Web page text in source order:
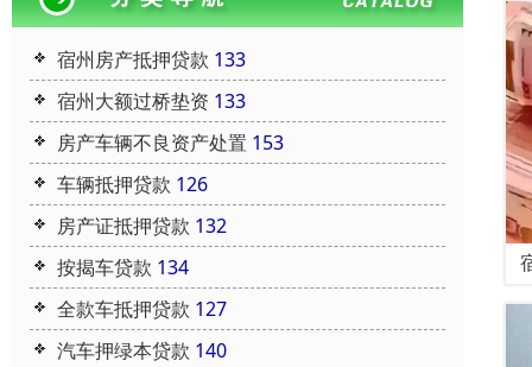
宿州房产抵押贷款 133
宿州大额过桥垫资 133
房产车辆不良资产处置 153
车辆抵押贷款 126
房产证抵押贷款 132
按揭车贷款 134
全款车抵押贷款 127
汽车押绿本贷款 140